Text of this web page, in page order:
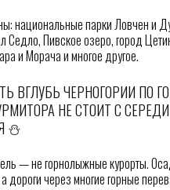
национальные парки Ловчен и
Седло, Пивское озеро, город
и Морача и многое другое.
ВГЛУБЬ ЧЕРНОГОРИИ ПО
НЕ СТОИТ С
⛄
— не горнолыжные курорты.
дороги через многие горные